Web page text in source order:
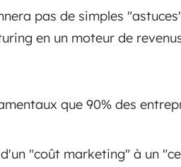
pas de simples
en un moteur de
que 90% des
"coût marketing" à un